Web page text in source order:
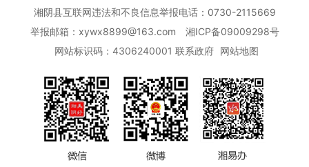
湘阴县互联网违法和不良信息举报电话：0730-2115669
举报邮箱：xywx8899@163.com
湘ICP备09009298号
网站标识码：4306240001 联系政府 网站地图